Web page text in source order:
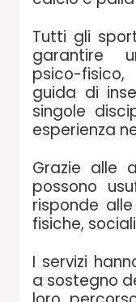
Tutti gli
garantire
psico-
guida di
singole
esperienza
Grazie alle
possono
risponde
fisiche,
I servizi
a sostegno